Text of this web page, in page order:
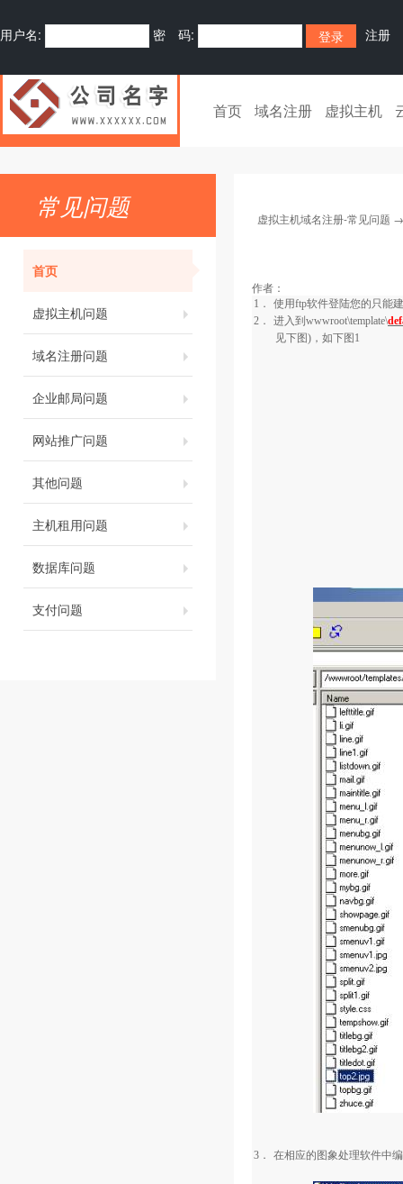
用户名: 密 码: 注册
首页 域名注册 虚拟主机
常见问题
首页
虚拟主机问题
域名注册问题
企业邮局问题
网站推广问题
其他问题
主机租用问题
数据库问题
支付问题
虚拟主机域名注册-常见问题
作者：
1． 使用ftp软件登陆您的只能
2．
进入到 wwwroot\template\
见下图)，如下图 1
3． 在相应的图象处理软件中